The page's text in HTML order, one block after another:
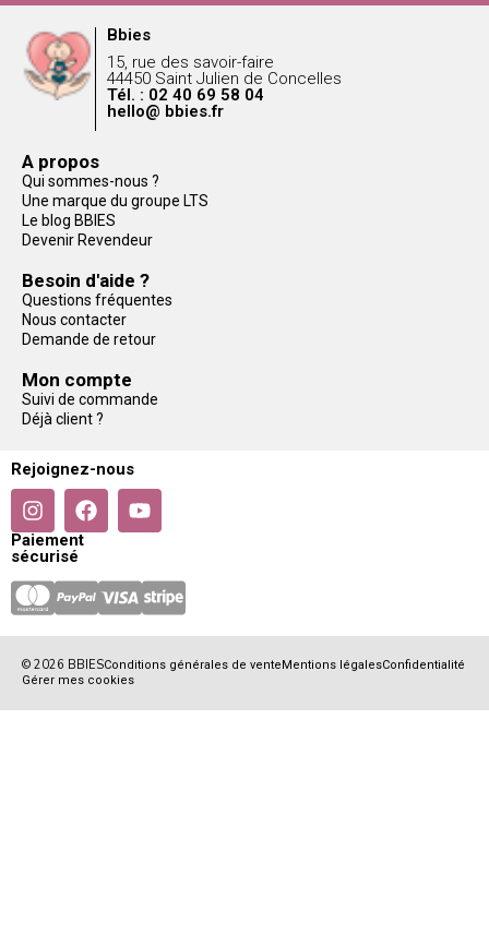
Bbies
15, rue des savoir-faire
44450 Saint Julien de Concelles
Tél. : 02 40 69 58 04
hello@ bbies.fr
A propos
Qui sommes-nous ?
Une marque du groupe LTS
Le blog BBIES
Devenir Revendeur
Besoin d'aide ?
Questions fréquentes
Nous contacter
Demande de retour
Mon compte
Suivi de commande
Déjà client ?
Rejoignez-nous
Paiement
sécurisé
© 2026 BBIESConditions générales de venteMentions légalesConfidentialité
Gérer mes cookies